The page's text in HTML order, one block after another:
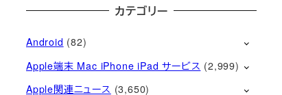
カテゴリー
Android (82)
Apple端末 Mac iPhone iPad サービス (2,999)
Apple関連ニュース (3,650)